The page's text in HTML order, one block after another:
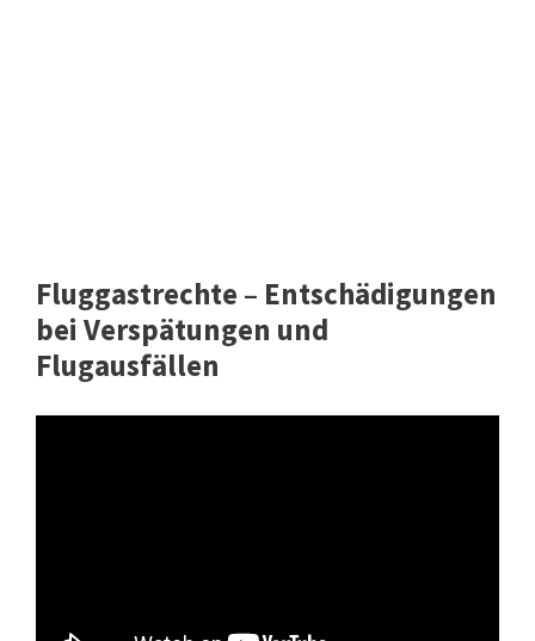
Fluggastrechte – Entschädigungen
bei Verspätungen und
Flugausfällen